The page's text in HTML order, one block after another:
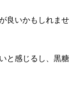
良いかもしれませ
と感じるし、黒糖